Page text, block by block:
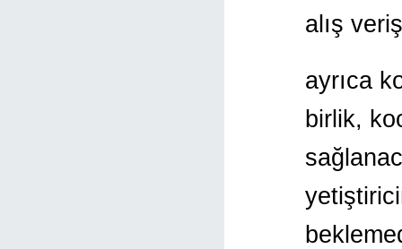
alış
ayrıca
birlik,